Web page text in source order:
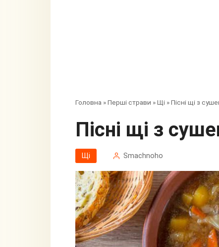
Головна »Перші страви »Щі »Пісні щі з
Пісні щі з
Щі Smachnoho